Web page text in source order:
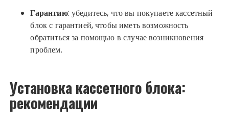
Гарантию: убедитесь, что вы покупаете кассетный
блок с гарантией, чтобы иметь возможность
обратиться за помощью в случае возникновения
проблем.
Установка кассетного блока:
рекомендации